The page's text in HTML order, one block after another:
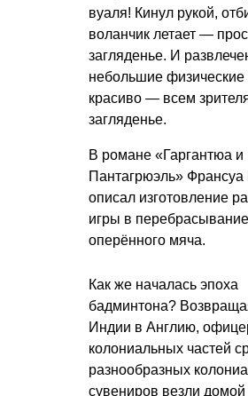
вуаля! Кинул рукой,
воланчик летает —
загляденье. И
небольшие физические
красиво — всем
загляденье.
В романе «Гаргантюа и
Пантагрюэль» Франсуа
описал изготовление
игры в перебрасывание
оперённого мяча.
Как же началась эпоха
бадминтона?
Индии в Англию,
колониальных частей
разнообразных
сувениров везли